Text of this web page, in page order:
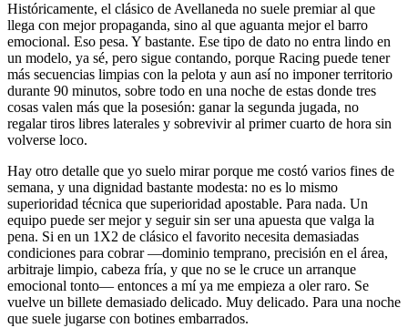
Históricamente, el clásico de Avellaneda no suele premiar al que
llega con mejor propaganda, sino al que aguanta mejor el barro
emocional. Eso pesa. Y bastante. Ese tipo de dato no entra lindo en
un modelo, ya sé, pero sigue contando, porque Racing puede tener
más secuencias limpias con la pelota y aun así no imponer territorio
durante 90 minutos, sobre todo en una noche de estas donde tres
cosas valen más que la posesión: ganar la segunda jugada, no
regalar tiros libres laterales y sobrevivir al primer cuarto de hora sin
volverse loco.
Hay otro detalle que yo suelo mirar porque me costó varios fines de
semana, y una dignidad bastante modesta: no es lo mismo
superioridad técnica que superioridad apostable. Para nada. Un
equipo puede ser mejor y seguir sin ser una apuesta que valga la
pena. Si en un 1X2 de clásico el favorito necesita demasiadas
condiciones para cobrar —dominio temprano, precisión en el área,
arbitraje limpio, cabeza fría, y que no se le cruce un arranque
emocional tonto— entonces a mí ya me empieza a oler raro. Se
vuelve un billete demasiado delicado. Muy delicado. Para una noche
que suele jugarse con botines embarrados.